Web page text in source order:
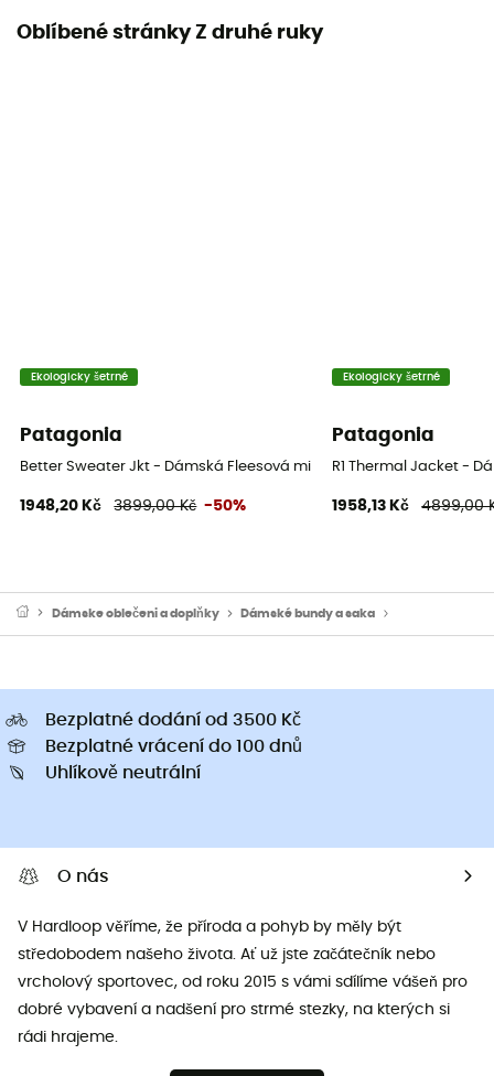
Oblíbené stránky Z druhé ruky
Ekologicky šetrné
Patagonia
Better Sweater Jkt - Dámská Fleesová mikina
1948,20 Kč 3899,00 Kč -50%
Ekologicky šetrné
Patagonia
R1 Thermal Jacket -
1958,13 Kč 4899,00
Dámske oblečeni a doplňky Dámské bundy a saka
Bezplatné dodání od 3500 Kč
Bezplatné vrácení do 100 dnů
Uhlíkově neutrální
O nás
V Hardloop věříme, že příroda a pohyb by měly být
středobodem našeho života. Ať už jste začátečník nebo
vrcholový sportovec, od roku 2015 s vámi sdílíme vášeň pro
dobré vybavení a nadšení pro strmé stezky, na kterých si
rádi hrajeme.